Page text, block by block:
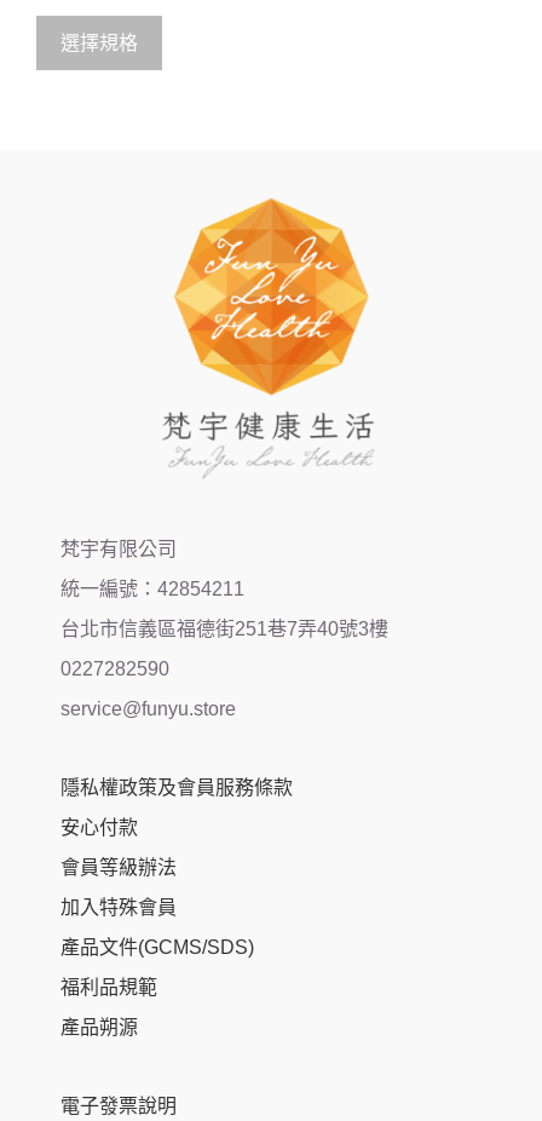
t
5
選擇規格
梵宇有限公司
統一編號：42854211
台北市信義區福德街251巷7弄40號3樓
0227282590
service@funyu.store
隱私權政策及會員服務條款
安心付款
會員等級辦法
加入特殊會員
產品文件(GCMS/SDS)
福利品規範
產品朔源
電子發票說明